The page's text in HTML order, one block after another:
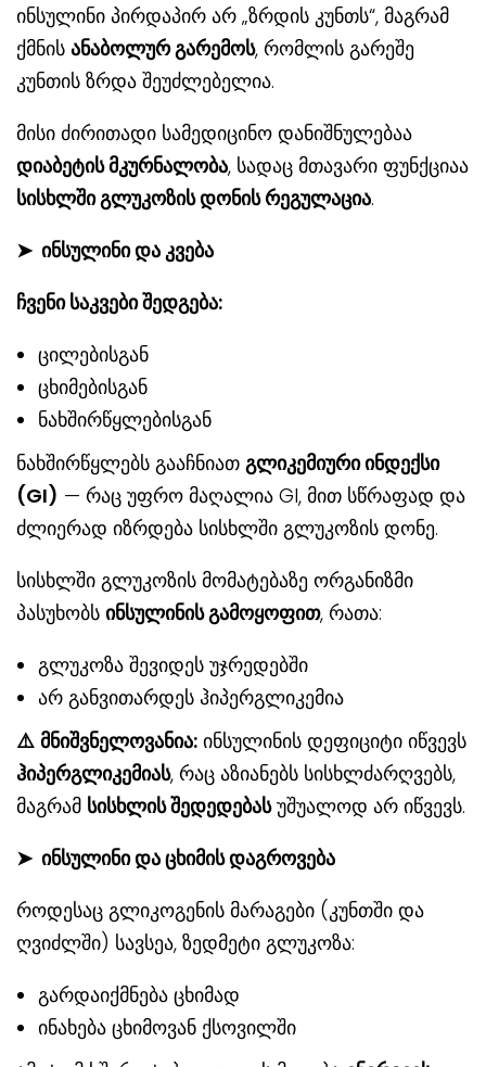
ინსულინი პირდაპირ არ „ზრდის კუნთს“, მაგრამ
ქმნის ანაბოლურ გარემოს, რომლის გარეშე
კუნთის ზრდა შეუძლებელია.
მისი ძირითადი სამედიცინო დანიშნულებაა
დიაბეტის მკურნალობა, სადაც მთავარი ფუნქციაა
სისხლში გლუკოზის დონის რეგულაცია.
➤ ინსულინი და კვება
ჩვენი საკვები შედგება:
ცილებისგან
ცხიმებისგან
ნახშირწყლებისგან
ნახშირწყლებს გააჩნიათ გლიკემიური ინდექსი
(GI) — რაც უფრო მაღალია GI, მით სწრაფად და
ძლიერად იზრდება სისხლში გლუკოზის დონე.
სისხლში გლუკოზის მომატებაზე ორგანიზმი
პასუხობს ინსულინის გამოყოფით, რათა:
გლუკოზა შევიდეს უჯრედებში
არ განვითარდეს ჰიპერგლიკემია
⚠ მნიშვნელოვანია: ინსულინის დეფიციტი იწვევს
ჰიპერგლიკემიას, რაც აზიანებს სისხლძარღვებს,
მაგრამ სისხლისშედედებასუშუალოდ არ იწვევს.
➤ ინსულინი და ცხიმის დაგროვება
როდესაც გლიკოგენის მარაგები (კუნთში და
ღვიძლში) სავსეა, ზედმეტი გლუკოზა:
გარდაიქმნება ცხიმად
ინახება ცხიმოვან ქსოვილში